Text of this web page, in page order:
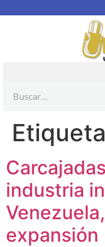
industria
expansión